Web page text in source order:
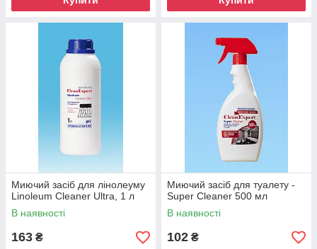
Миючий засіб для лінолеуму
Linoleum Cleaner Ultra, 1 л
В наявності
163 ₴
Миючий засіб для туалету -
Super Cleaner 500 мл
В наявності
102 ₴